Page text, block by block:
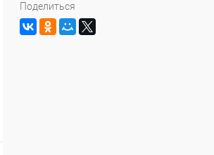
Поделиться